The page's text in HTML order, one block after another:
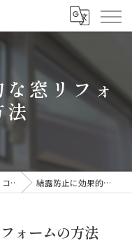
な窓リフォ
法
コラム 結露防止に効果的な窓リフォームの方法
ォームの方法